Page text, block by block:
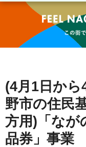
この街で
(4月1日か
野市の住民
方用)「なが
品券」事業